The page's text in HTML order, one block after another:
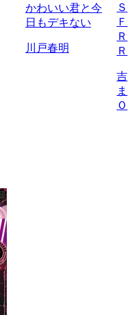
かわいい君と今
日もデキない
川戸春明
Ｆ
Ｒ
吉
ま
Ｏ